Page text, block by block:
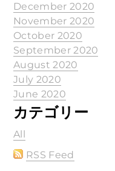
December 2020
November 2020
October 2020
September 2020
August 2020
July 2020
June 2020
カテゴリー
All
RSS Feed